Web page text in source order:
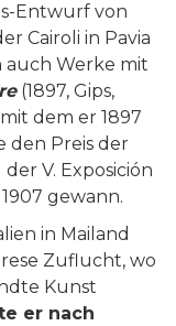
Entwurf von
Cairoli in Pavia
auch Werke mit
(1897, Gips,
dem er 1897
den Preis der
V. Exposición
gewann.
in Mailand
Zuflucht, wo
Kunst
er nach